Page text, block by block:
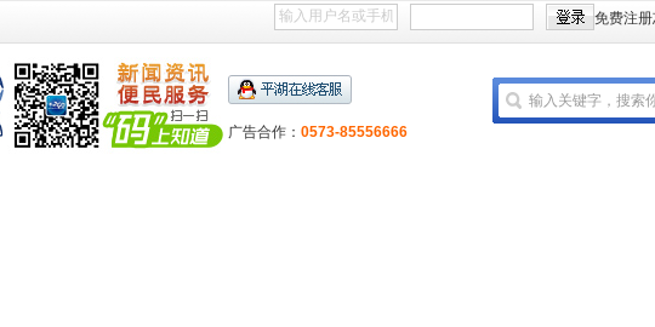
免费注册
广告合作： 0573-85556666